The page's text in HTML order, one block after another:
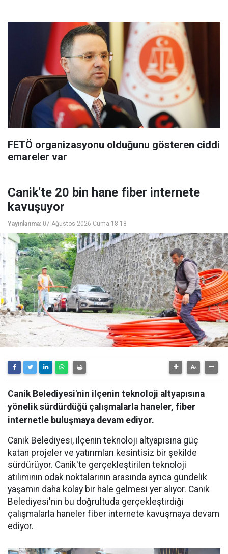
FETÖ organizasyonu olduğunu gösteren ciddi
emareler var
Canik'te 20 bin hane fiber internete
kavuşuyor
Yayınlanma: 07 Ağustos 2026 Cuma 18:18
Canik Belediyesi'nin ilçenin teknoloji altyapısına
yönelik sürdürdüğü çalışmalarla haneler, fiber
internetle buluşmaya devam ediyor.
Canik Belediyesi, ilçenin teknoloji altyapısına güç
katan projeler ve yatırımları kesintisiz bir şekilde
sürdürüyor. Canik'te gerçekleştirilen teknoloji
atılımının odak noktalarının arasında ayrıca gündelik
yaşamın daha kolay bir hale gelmesi yer alıyor. Canik
Belediyesi'nin bu doğrultuda gerçekleştirdiği
çalışmalarla haneler fiber internete kavuşmaya devam
ediyor.